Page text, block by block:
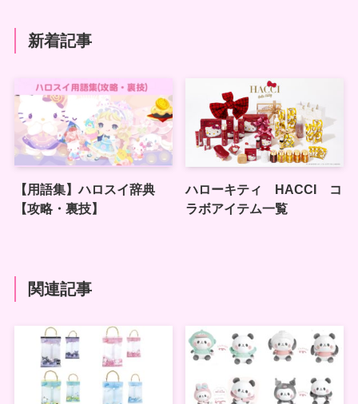
新着記事
【用語集】ハロスイ辞典
【攻略・裏技】
ハローキティ HACCI コ
ラボアイテム一覧
関連記事